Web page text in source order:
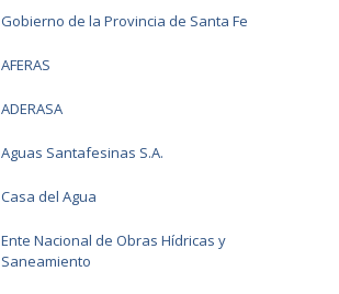
Informes GCC FEBRERO 2026
Gobierno de la Provincia de Santa Fe
AFERAS
ADERASA
Aguas Santafesinas S.A.
Casa del Agua
Ente Nacional de Obras Hídricas y
Saneamiento